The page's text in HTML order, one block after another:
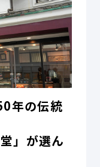
年の伝統
」が選ん